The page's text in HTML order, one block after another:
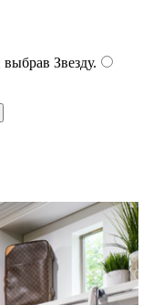
выбрав Звезду.